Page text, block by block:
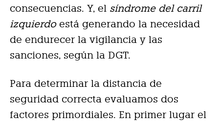
consecuencias. Y, el síndrome del carril
izquierdoestá generando la necesidad
de endurecer la vigilancia y las
sanciones, según la DGT.
Para determinar la distancia de
seguridad correcta evaluamos dos
factores primordiales. En primer lugar el